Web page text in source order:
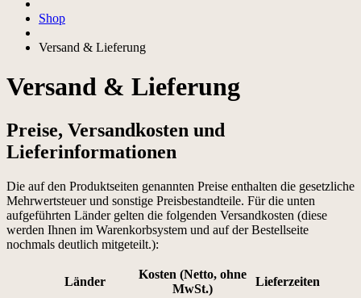
Shop
Versand & Lieferung
Versand & Lieferung
Preise, Versandkosten und
Lieferinformationen
Die auf den Produktseiten genannten Preise enthalten die gesetzliche
Mehrwertsteuer und sonstige Preisbestandteile. Für die unten
aufgeführten Länder gelten die folgenden Versandkosten (diese
werden Ihnen im Warenkorbsystem und auf der Bestellseite
nochmals deutlich mitgeteilt.):
Länder
Kosten (Netto, ohne
MwSt.)
Lieferzeiten